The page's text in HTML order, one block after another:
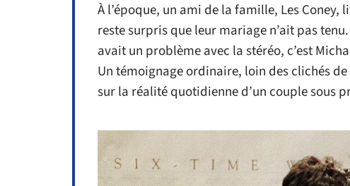
À l’époque, un ami de la famille, Les Coney,
reste surpris que leur mariage n’ait pas
avait un problème avec la stéréo, c’est
Un témoignage ordinaire, loin des clichés
sur la réalité quotidienne d’un couple sous